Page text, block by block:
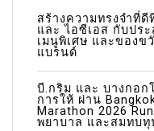
สร้างความทรงจำที่
และ ไอซีเอส กับปร
เมนูพิเศษ และของ
แบรนด์
บี.กริม และ บางกอก
การให้ ผ่าน
Marathon 2026
พยาบาล และสมทบทุ